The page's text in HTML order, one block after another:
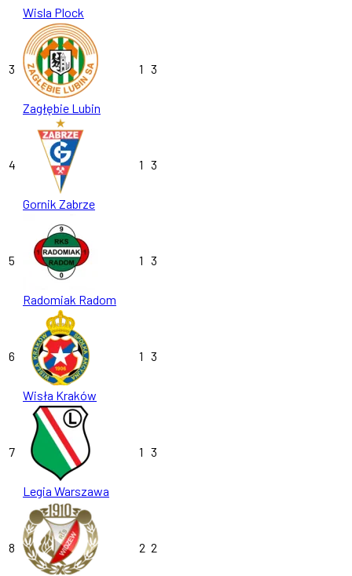
Wisla Plock
3
Zagłębie Lubin
1 3
4
Gornik Zabrze
1 3
5
Radomiak Radom
1 3
6
Wisła Kraków
1 3
7
Legia Warszawa
1 3
8 2 2